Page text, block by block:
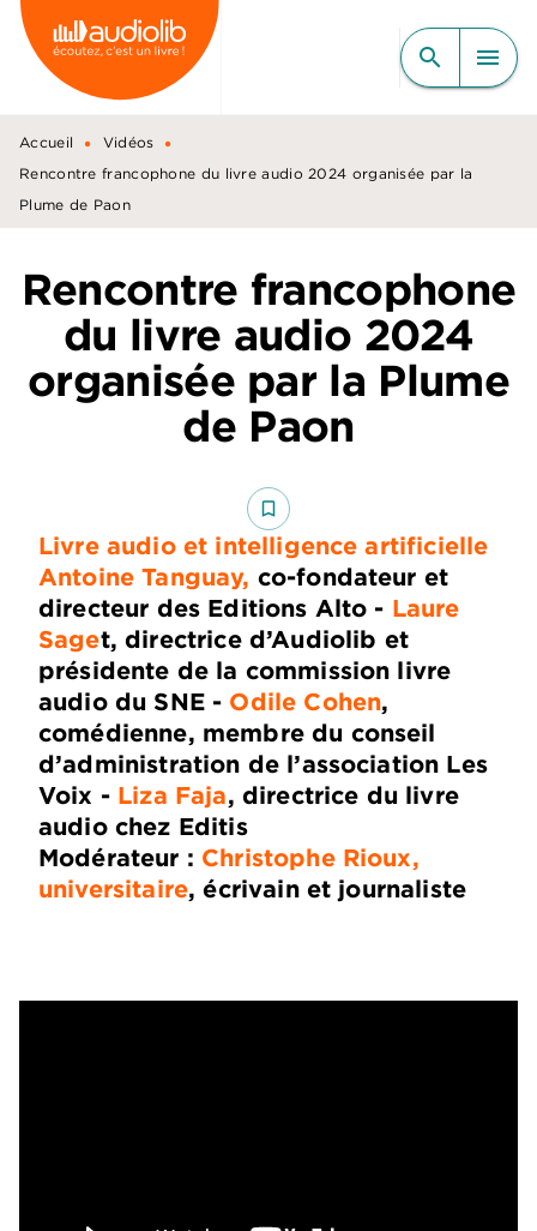
MENU RECHERCHE
CONTENU
PIED DE PAGE
search menu
Accueil • Vidéos •
Rencontre francophone du livre audio 2024 organisée par la
Plume de Paon
Rencontre francophone
du livre audio 2024
organisée par la Plume
de Paon
bookmark_border
Livre audio et intelligence artificielle
Antoine Tanguay, co-fondateur et
directeur des Editions Alto - Laure
Saget, directrice d’Audiolib et
présidente de la commission livre
audio du SNE - Odile Cohen,
comédienne, membre du conseil
d’administration de l’association Les
Voix -Liza Faja, directrice du livre
audio chez Editis
Modérateur : Christophe Rioux,
universitaire, écrivain et journaliste